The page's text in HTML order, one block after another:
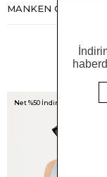
MANKEN ÖLÇÜLERI
Net %50 İndirim!